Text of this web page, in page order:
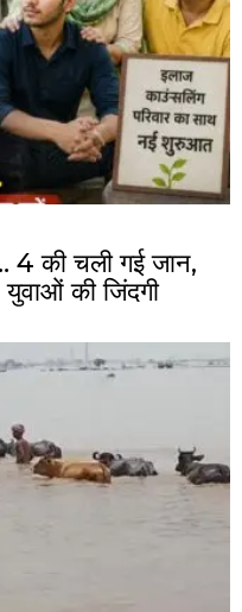
4 की चली गई जान,
की जिंदगी